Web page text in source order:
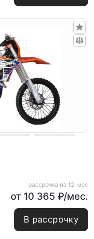
рассрочка на 12. мес
от 10 365 ₽/мес.
В рассрочку